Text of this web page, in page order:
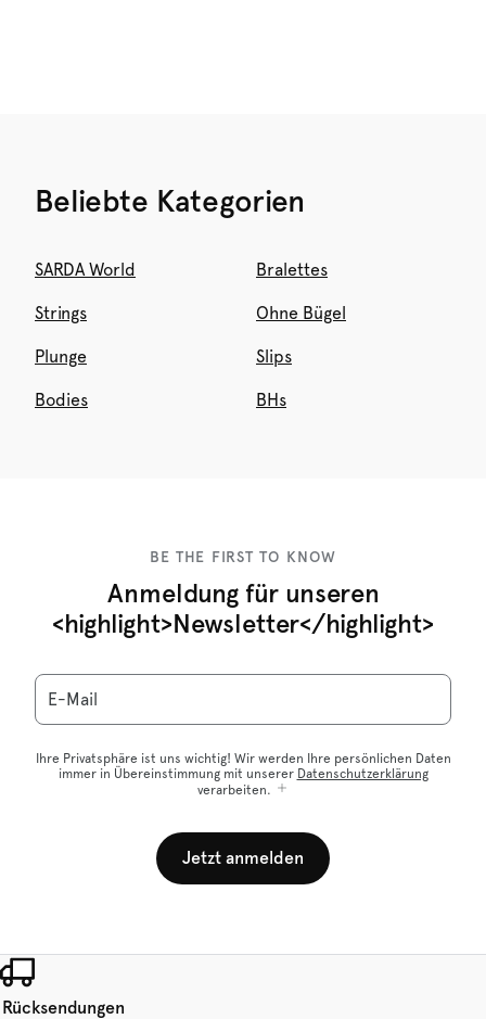
Beliebte Kategorien
SARDA World Bralettes
Strings Ohne Bügel
Plunge Slips
Bodies BHs
BE THE FIRST TO KNOW
Anmeldung für unseren
<highlight>Newsletter</highlight>
E-Mail
Ihre Privatsphäre ist uns wichtig! Wir werden Ihre persönlichen Daten
immer in Übereinstimmung mit unserer Datenschutzerklärung
verarbeiten.
Jetzt anmelden